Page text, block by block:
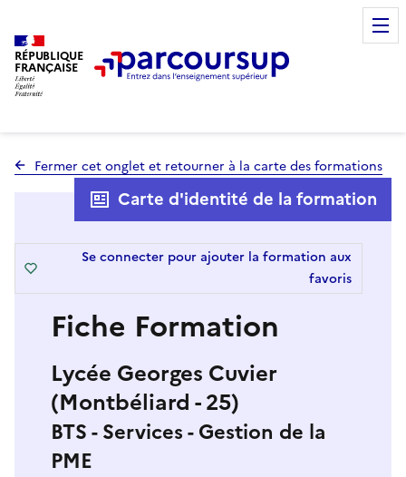
RÉPUBLIQUE
FRANÇAISE
Fermer cet onglet et retourner à la carte des formations
Fiche Formation
Lycée Georges Cuvier
(Montbéliard - 25)
BTS - Services - Gestion de la
PME
Carte d'identité de la formation
Se connecter pour ajouter la formation aux
favoris